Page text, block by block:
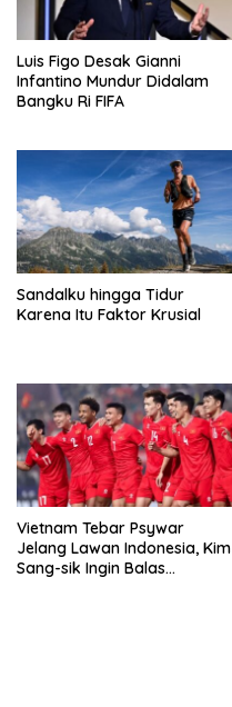
Luis Figo Desak Gianni
Infantino Mundur Didalam
Bangku Ri FIFA
Sandalku hingga Tidur
Karena Itu Faktor Krusial
Vietnam Tebar Psywar
Jelang Lawan Indonesia, Kim
Sang-sik Ingin Balas